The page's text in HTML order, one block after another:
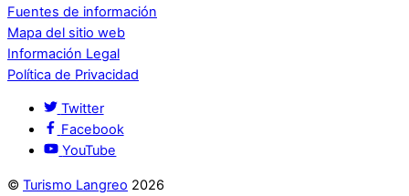
Fuentes de información
Mapa del sitio web
Información Legal
Política de Privacidad
Twitter
Facebook
YouTube
© Turismo Langreo 2026